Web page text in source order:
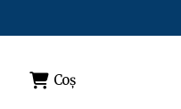
Coș